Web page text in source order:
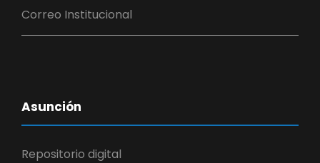
Correo Institucional
Asunción
Repositorio digital